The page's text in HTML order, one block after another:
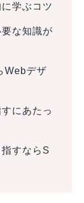
学ぶコツ
な知識が
Webデザ
にあたっ
すならS